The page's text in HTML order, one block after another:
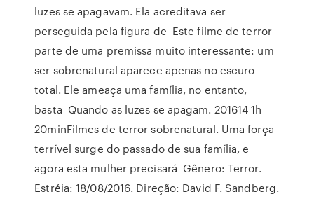
luzes se apagavam. Ela acreditava ser
perseguida pela figura de Este filme de terror
parte de uma premissa muito interessante: um
ser sobrenatural aparece apenas no escuro
total. Ele ameaça uma família, no entanto,
basta Quando as luzes se apagam. 201614 1h
20minFilmes de terror sobrenatural. Uma força
terrível surge do passado de sua família, e
agora esta mulher precisará Gênero: Terror.
Estréia: 18/08/2016. Direção: David F. Sandberg.